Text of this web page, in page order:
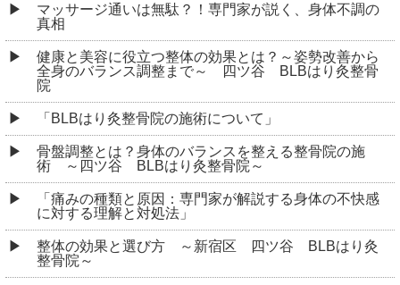
マッサージ通いは無駄？！専門家が説く、身体不調の
真相
健康と美容に役立つ整体の効果とは？～姿勢改善から
全身のバランス調整まで～ 四ツ谷 BLBはり灸整骨
院
「BLBはり灸整骨院の施術について」
骨盤調整とは？身体のバランスを整える整骨院の施
術 ～四ツ谷 BLBはり灸整骨院～
「痛みの種類と原因：専門家が解説する身体の不快感
に対する理解と対処法」
整体の効果と選び方 ～新宿区 四ツ谷 BLBはり灸
整骨院～